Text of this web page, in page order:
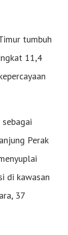
tumbuh
11,4
Perak
di kawasan
37